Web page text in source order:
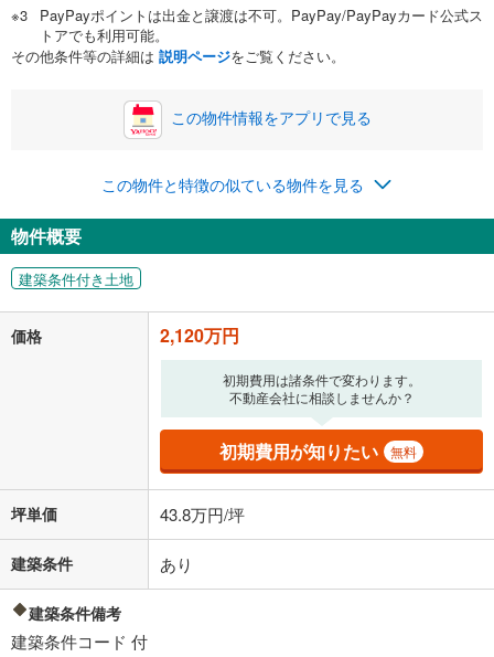
PayPayポイントは出金と譲渡は不可。PayPay/PayPayカード公式ス
トアでも利用可能。
その他条件等の詳細は 説明ページをご覧ください。
この物件情報をアプリで見る
この物件と特徴の似ている物件を見る
物件概要
建築条件付き土地
価格 2,120万円
初期費用は諸条件で変わります。
不動産会社に相談しませんか？
初期費用が知りたい 無料
坪単価 43.8万円/坪
建築条件 あり
建築条件備考
建築条件コード 付